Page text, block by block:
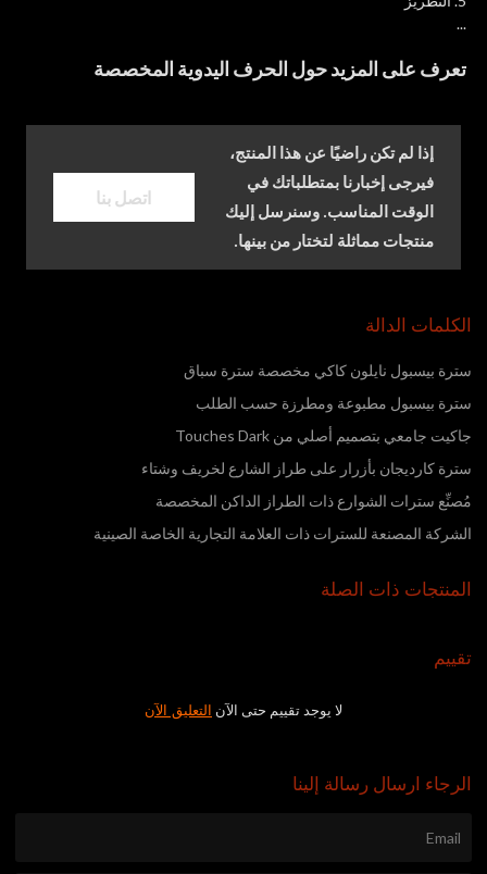
...
تعرف على المزيد حول الحرف اليدوية المخصصة
إذا لم تكن راضيًا عن هذا المنتج،
فيرجى إخبارنا بمتطلباتك في
الوقت المناسب. وسنرسل إليك
منتجات مماثلة لتختار من بينها.
اتصل بنا
الكلمات الدالة
سترة بيسبول نايلون كاكي مخصصة سترة سباق
سترة بيسبول مطبوعة ومطرزة حسب الطلب
جاكيت جامعي بتصميم أصلي من Touches Dark
سترة كارديجان بأزرار على طراز الشارع لخريف وشتاء
مُصنِّع سترات الشوارع ذات الطراز الداكن المخصصة
الشركة المصنعة للسترات ذات العلامة التجارية الخاصة الصينية
المنتجات ذات الصلة
تقييم
لا يوجد تقييم حتى الآن التعليق الآن
الرجاء ارسال رسالة إلينا